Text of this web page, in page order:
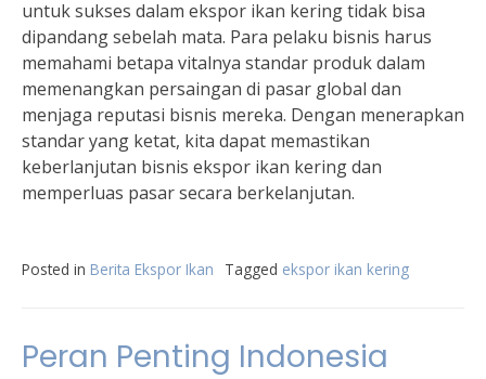
untuk sukses dalam ekspor ikan kering tidak bisa
dipandang sebelah mata. Para pelaku bisnis harus
memahami betapa vitalnya standar produk dalam
memenangkan persaingan di pasar global dan
menjaga reputasi bisnis mereka. Dengan menerapkan
standar yang ketat, kita dapat memastikan
keberlanjutan bisnis ekspor ikan kering dan
memperluas pasar secara berkelanjutan.
Posted in Berita Ekspor Ikan Tagged ekspor ikan kering
Peran Penting Indonesia